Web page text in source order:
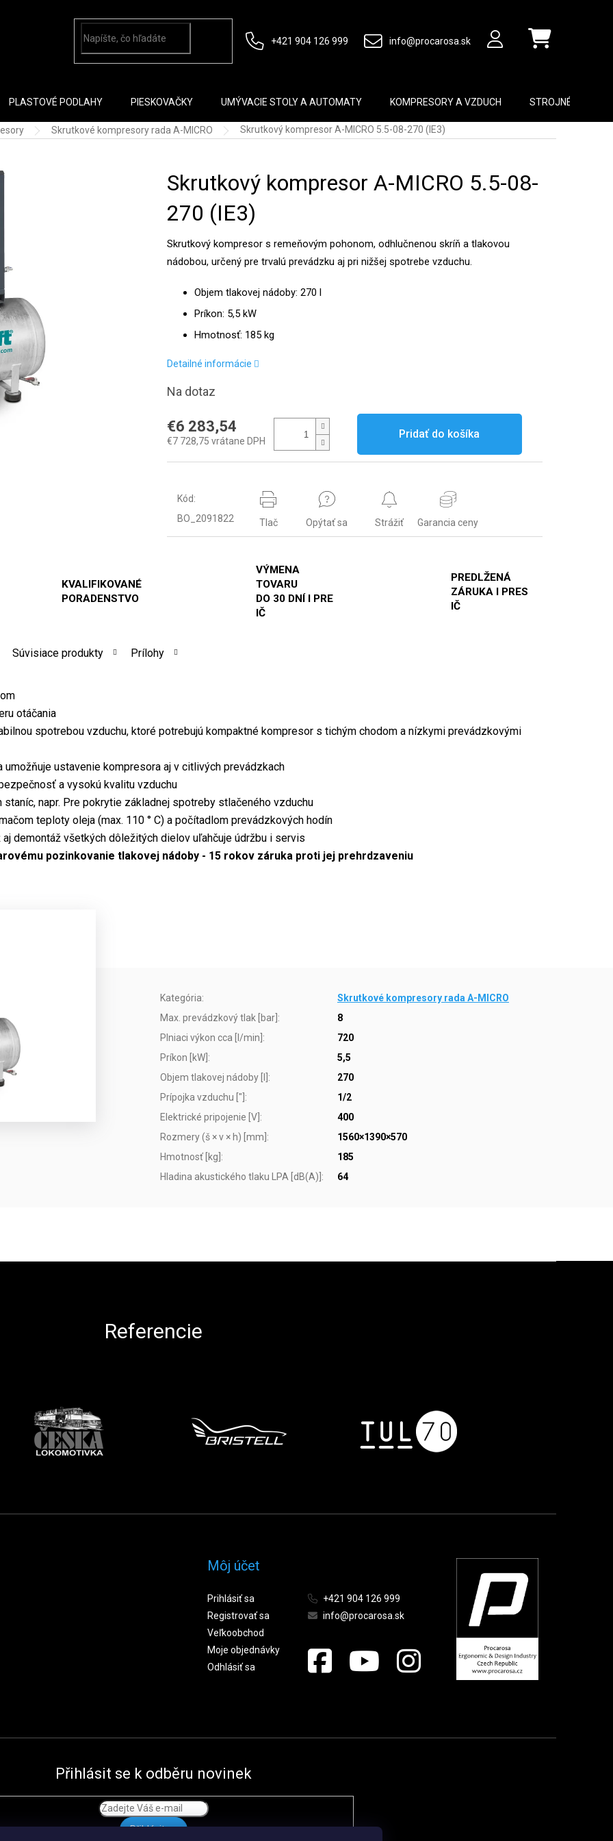
+421 904 126 999 info@procarosa.sk Nákupný košík
PLASTOVÉ PODLAHY PIESKOVAČKY UMÝVACIE STOLY A AUTOMATY KOMPRESORY A VZDUCH STROJNÉ
Skrutkové kompresory rada A-MICRO Skrutkový kompresor A-MICRO 5.5-08-270 (IE3)
Skrutkový kompresor A-MICRO 5.5-08-
270 (IE3)
Skrutkový kompresor s remeňovým pohonom, odhlučnenou skríň a tlakovou
nádobou, určený pre trvalú prevádzku aj pri nižšej spotrebe vzduchu.
Objem tlakovej nádoby: 270 l
Príkon: 5,5 kW
Hmotnosť: 185 kg
Detailné informácie
Na dotaz
€6 283,54
€7 728,75 vrátane DPH
Pridať do košíka
Kód:
BO_2091822
Tlač Opýtať sa Strážiť Garancia ceny
KVALIFIKOVANÉ
PORADENSTVO
VÝMENA
TOVARU
DO 30 DNÍ I PRE
IČ
PREDLŽENÁ
ZÁRUKA I PRES
IČ
Súvisiace produkty Prílohy
otáčania
spotrebou vzduchu, ktoré potrebujú kompaktné kompresor s tichým chodom a nízkymi prevádzkovými
ustavenie kompresora aj v citlivých prevádzkach
a vysokú kvalitu vzduchu
napr. Pre pokrytie základnej spotreby stlačeného vzduchu
teploty oleja (max. 110 ° C) a počítadlom prevádzkových hodín
demontáž všetkých dôležitých dielov uľahčuje údržbu i servis
pozinkovanie tlakovej nádoby - 15 rokov záruka proti jej prehrdzaveniu
Kategória:
Skrutkové kompresory rada A-MICRO
Max. prevádzkový tlak [bar] :
8
Plniaci výkon cca [l/min] :
720
Príkon [kW] :
5,5
Objem tlakovej nádoby [l] :
270
Prípojka vzduchu ["] :
1/2
Elektrické pripojenie [V] :
400
Rozmery (š × v × h) [mm] :
1560×1390×570
Hmotnosť [kg] :
185
Hladina akustického tlaku LPA [dB(A)] : 64
Referencie
Môj účet
Prihlásiť sa
Registrovať sa
Veľkoobchod
Moje objednávky
Odhlásiť sa
+421 904 126 999
info@procarosa.sk
Přihlásit se k odběru novinek
Přihlásit se